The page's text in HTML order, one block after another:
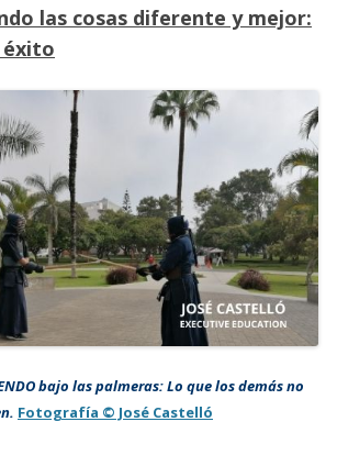
las cosas diferente y mejor:
éxito
bajo las palmeras: Lo que los demás no
Fotografía © José Castelló